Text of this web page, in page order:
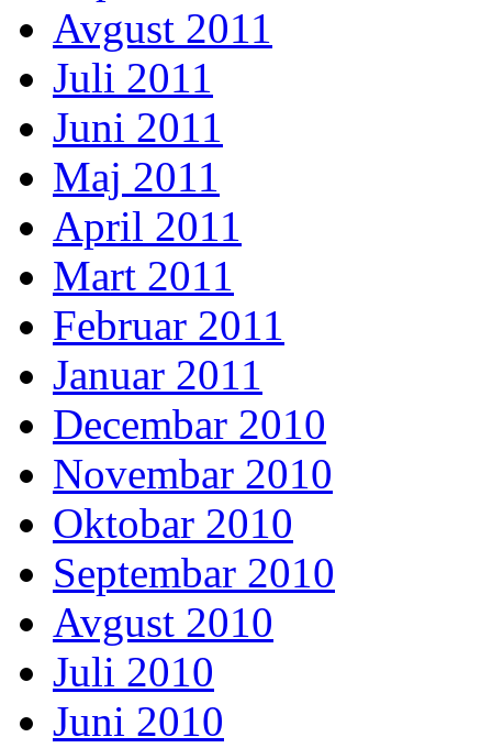
Avgust 2011
Juli 2011
Juni 2011
Maj 2011
April 2011
Mart 2011
Februar 2011
Januar 2011
Decembar 2010
Novembar 2010
Oktobar 2010
Septembar 2010
Avgust 2010
Juli 2010
Juni 2010